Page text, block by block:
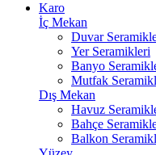
Karo
İç Mekan
Duvar
Yer Seramikleri
Banyo
Mutfak
Dış Mekan
Havuz
Bahçe
Balkon